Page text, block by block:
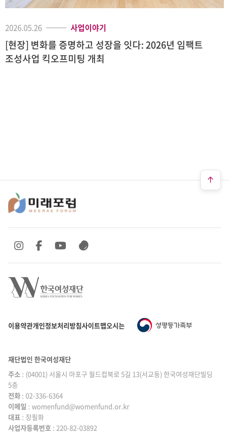
2026.05.26 사업이야기
[현장] 변화를 증명하고 성장을 잇다: 2026년 임팩트
조성사업 킥오프미팅 개최
이용약관개인정보처리방침사이트맵오시는 길
SNS 바로가기
SNS 바로가기SNS 바로가기
SNS 바로가기
재단법인 한국여성재단
주소 : (04001) 서울시 마포구 월드컵북로 5길 13(서교동) 한국여성재단빌딩
5층
전화 : 02-336-6364
|
이메일 : womenfund@womenfund.or.kr
|
대표 : 장필화
|
사업자등록번호 : 220-82-03892